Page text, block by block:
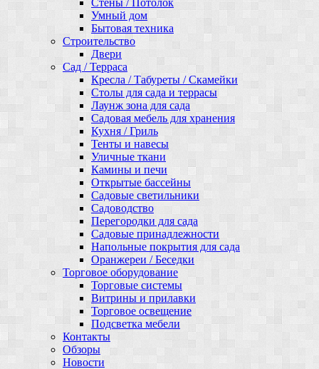
Умный дом
Бытовая техника
Строительство
Двери
Сад / Терраса
Кресла / Табуреты / Скамейки
Столы для сада и террасы
Лаунж зона для сада
Садовая мебель для хранения
Кухня / Гриль
Тенты и навесы
Уличные ткани
Камины и печи
Открытые бассейны
Садовые светильники
Садоводство
Перегородки для сада
Садовые принадлежности
Напольные покрытия для сада
Оранжереи / Беседки
Торговое оборудование
Торговые системы
Витрины и прилавки
Торговое освещение
Подсветка мебели
Контакты
Обзоры
Новости